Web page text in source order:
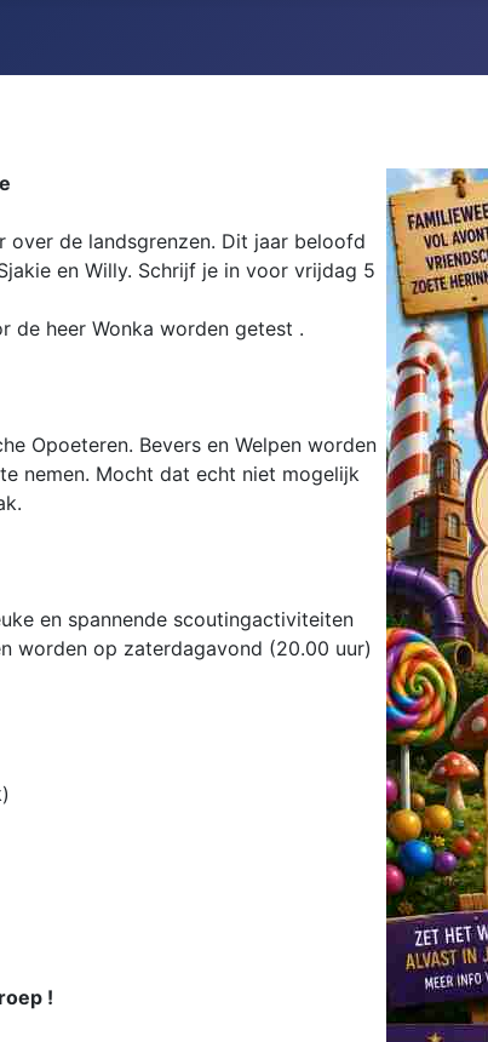
over de landsgrenzen. Dit jaar beloofd
en Willy. Schrijf je in voor vrijdag 5
de heer Wonka worden getest .
Opoeteren. Bevers en Welpen worden
nemen. Mocht dat echt niet mogelijk
en spannende scoutingactiviteiten
worden op zaterdagavond (20.00 uur)
!